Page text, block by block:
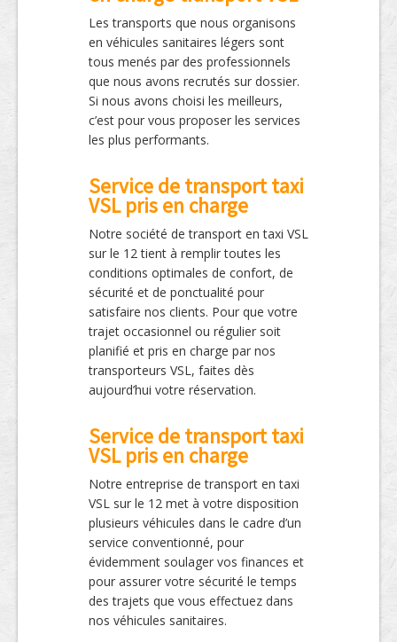
Les transports que nous organisons
en véhicules sanitaires légers sont
tous menés par des professionnels
que nous avons recrutés sur dossier.
Si nous avons choisi les meilleurs,
c’est pour vous proposer les services
les plus performants.
Service de transport taxi
VSL pris en charge
Notre société de transport en taxi VSL
sur le 12 tient à remplir toutes les
conditions optimales de confort, de
sécurité et de ponctualité pour
satisfaire nos clients. Pour que votre
trajet occasionnel ou régulier soit
planifié et pris en charge par nos
transporteurs VSL, faites dès
aujourd’hui votre réservation.
Service de transport taxi
VSL pris en charge
Notre entreprise de transport en taxi
VSL sur le 12 met à votre disposition
plusieurs véhicules dans le cadre d’un
service conventionné, pour
évidemment soulager vos finances et
pour assurer votre sécurité le temps
des trajets que vous effectuez dans
nos véhicules sanitaires.